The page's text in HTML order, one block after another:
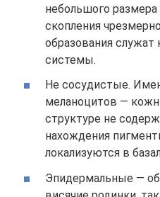
небольшого
скопления
образования
системы.
Не сосудистые.
меланоцитов —
структуре не
нахождения
локализуются в
Эпидермальные —